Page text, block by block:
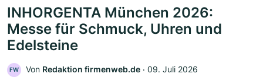
INHORGENTA München 2026:
Messe für Schmuck, Uhren und
Edelsteine
FW Von Redaktion firmenweb.de ‧ 09. Juli 2026